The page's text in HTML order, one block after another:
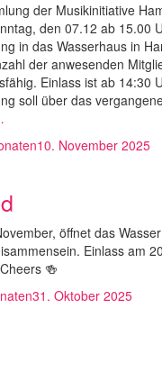
der Musikinitiative
den 07.12 ab 15.00
in das Wasserhaus in
der anwesenden
Einlass ist ab 14:30
soll über das
10. November 2025
öffnet das
Einlass am
🍻
31. Oktober 2025